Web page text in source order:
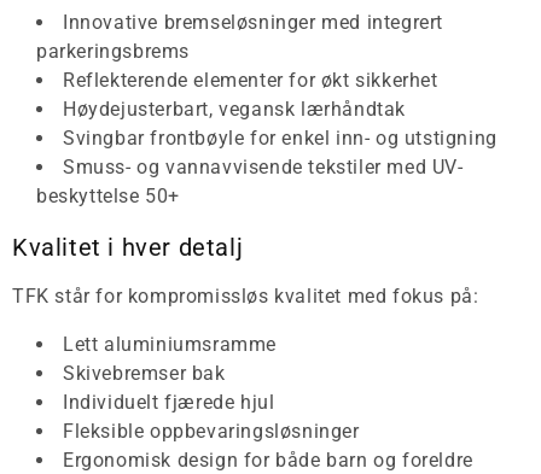
Innovative bremseløsninger med integrert
parkeringsbrems
Reflekterende elementer for økt sikkerhet
Høydejusterbart, vegansk lærhåndtak
Svingbar frontbøyle for enkel inn- og utstigning
Smuss- og vannavvisende tekstiler med UV-
beskyttelse 50+
Kvalitet i hver detalj
TFK står for kompromissløs kvalitet med fokus på:
Lett aluminiumsramme
Skivebremser bak
Individuelt fjærede hjul
Fleksible oppbevaringsløsninger
Ergonomisk design for både barn og foreldre